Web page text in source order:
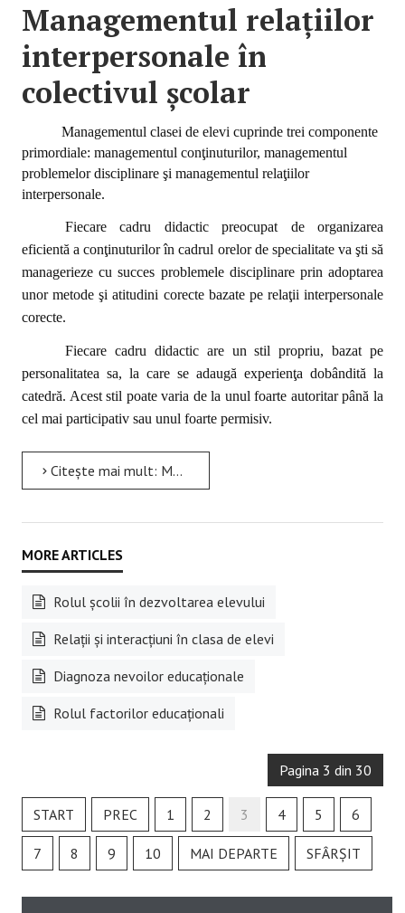
Managementul relațiilor
interpersonale în
colectivul școlar
Managementul clasei de elevi cuprinde trei componente
primordiale: managementul conţinuturilor, managementul
problemelor disciplinare şi managementul relaţiilor
interpersonale.
Fiecare cadru didactic preocupat de organizarea
eficientă a conţinuturilor în cadrul orelor de specialitate va şti să
managerieze cu succes problemele disciplinare prin adoptarea
unor metode şi atitudini corecte bazate pe relaţii interpersonale
corecte.
Fiecare cadru didactic are un stil propriu, bazat pe
personalitatea sa, la care se adaugă experienţa dobândită la
catedră. Acest stil poate varia de la unul foarte autoritar până la
cel mai participativ sau unul foarte permisiv.
Citește mai mult: Managementul relațiilor interpersonale în colectivul școlar
Rolul şcolii în dezvoltarea elevului
Relații și interacțiuni în clasa de elevi
Diagnoza nevoilor educaționale
Rolul factorilor educaționali
Pagina 3 din 30
START PREC 1 2 3 4 5 6
7 8 9 10 MAI DEPARTE SFÂRȘIT